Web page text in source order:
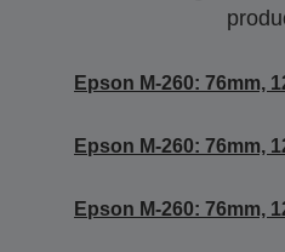
Epson M-260: 76mm,
Epson M-260: 76mm,
Epson M-260: 76mm,